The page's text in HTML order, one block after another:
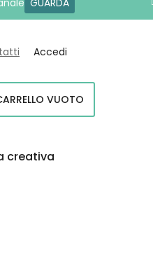
GUARDA
Accedi
CARRELLO
VUOTO
creativa